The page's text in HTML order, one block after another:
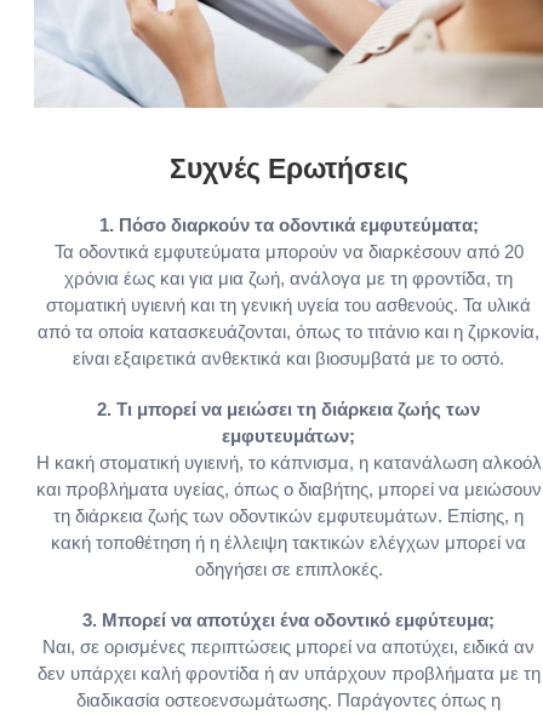
Συχνές Ερωτήσεις
1. Πόσο διαρκούν τα οδοντικά εμφυτεύματα;
Τα οδοντικά εμφυτεύματα μπορούν να διαρκέσουν από 20
χρόνια έως και για μια ζωή, ανάλογα με τη φροντίδα, τη
στοματική υγιεινή και τη γενική υγεία του ασθενούς. Τα υλικά
από τα οποία κατασκευάζονται, όπως το τιτάνιο και η ζιρκονία,
είναι εξαιρετικά ανθεκτικά και βιοσυμβατά με το οστό.
2. Τι μπορεί να μειώσει τη διάρκεια ζωής των
εμφυτευμάτων;
Η κακή στοματική υγιεινή, το κάπνισμα, η κατανάλωση αλκοόλ
και προβλήματα υγείας, όπως ο διαβήτης, μπορεί να μειώσουν
τη διάρκεια ζωής των οδοντικών εμφυτευμάτων. Επίσης, η
κακή τοποθέτηση ή η έλλειψη τακτικών ελέγχων μπορεί να
οδηγήσει σε επιπλοκές.
3. Μπορεί να αποτύχει ένα οδοντικό εμφύτευμα;
Ναι, σε ορισμένες περιπτώσεις μπορεί να αποτύχει, ειδικά αν
δεν υπάρχει καλή φροντίδα ή αν υπάρχουν προβλήματα με τη
διαδικασία οστεοενσωμάτωσης. Παράγοντες όπως η